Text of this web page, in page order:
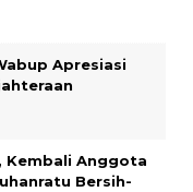
Apresiasi
Kembali Anggota
Bersih-